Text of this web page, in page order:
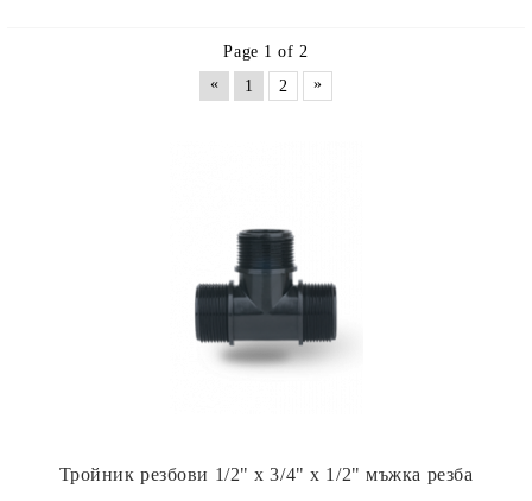
Page 1 of 2
«
1 2 »
Тройник резбови 1/2" х 3/4" х 1/2" мъжка резба